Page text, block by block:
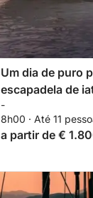
Um dia de puro
escapadela de
longo da costa
-
8h00 · Até 11
a partir de €